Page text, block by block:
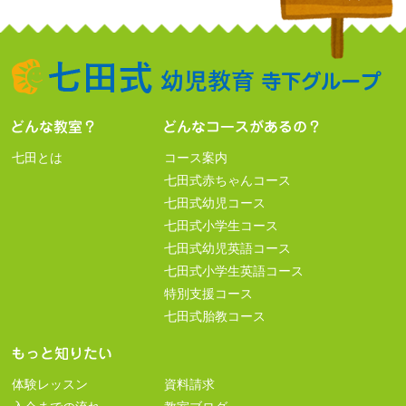
七田とは
コース案内
七田式赤ちゃんコース
七田式幼児コース
七田式小学生コース
七田式幼児英語コース
七田式小学生英語コース
特別支援コース
七田式胎教コース
体験レッスン
資料請求